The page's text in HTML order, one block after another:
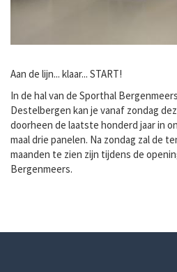
Aan de lijn... klaar... START!
In de hal van de Sporthal
Destelbergen kan je vanaf zondag
doorheen de laatste honderd jaar in
maal drie panelen. Na zondag zal de
maanden te zien zijn tijdens de
Bergenmeers.